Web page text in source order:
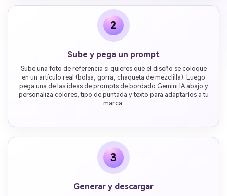
2
Sube y pega un prompt
Sube una foto de referencia si quieres que el diseño se coloque
en un artículo real (bolsa, gorra, chaqueta de mezclilla). Luego
pega una de las ideas de prompts de bordado Gemini IA abajo y
personaliza colores, tipo de puntada y texto para adaptarlos a tu
marca.
3
Generar y descargar